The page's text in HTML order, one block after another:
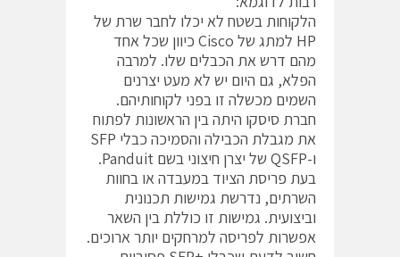
הלקוחות בשטח לא יכלו לחבר שרת של
HP למתג של Cisco כיוון שכל אחד
מהם דרש את הכבלים שלו. למרבה
הפלא, גם היום יש לא מעט יצרנים
השמים מכשלה זו בפני לקוחותיהם.
חברת סיסקו היתה בין הראשונות לפתוח
את מגבלת הכבילה והסמיכה כבלי SFP
ו-QSFP של יצרן חיצוני בשם Panduit.
בעת פריסת הציוד במעבדה או בחוות
השרתים, נדרשת גמישות תכנונית
וביצועית. גמישות זו כוללת בין השאר
אפשרות לפריסה למרחקים יותר ארוכים.